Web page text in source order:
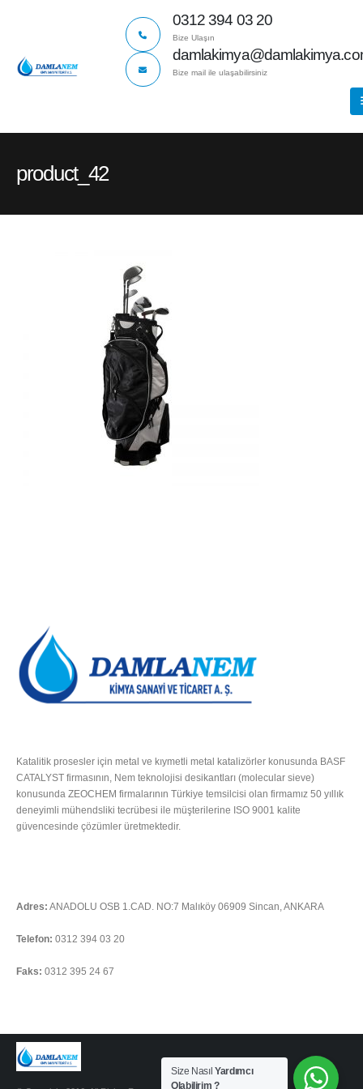
0312 394 03 20
Bize Ulaşın
Bize mail ile ulaşabilirsiniz
product_42
Katalitik prosesler için metal ve kıymetli metal katalizörler konusunda BASF
CATALYST firmasının, Nem teknolojisi desikantları (molecular sieve)
konusunda ZEOCHEM firmalarının Türkiye temsilcisi olan firmamız 50 yıllık
deneyimli mühendsliki tecrübesi ile müşterilerine ISO 9001 kalite
güvencesinde çözümler üretmektedir.
Adres: ANADOLU OSB 1.CAD. NO:7 Malıköy 06909 Sincan, ANKARA
Telefon: 0312 394 03 20
Faks: 0312 395 24 67
Size NasılYardımcı
Olabilirim ?